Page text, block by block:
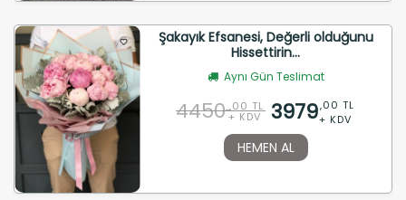
Şakayık Efsanesi, Değerli olduğunu
Hissettirin...
Aynı Gün Teslimat
4450 ,00 TL
+ KDV 3979,00 TL
+ KDV
HEMEN AL